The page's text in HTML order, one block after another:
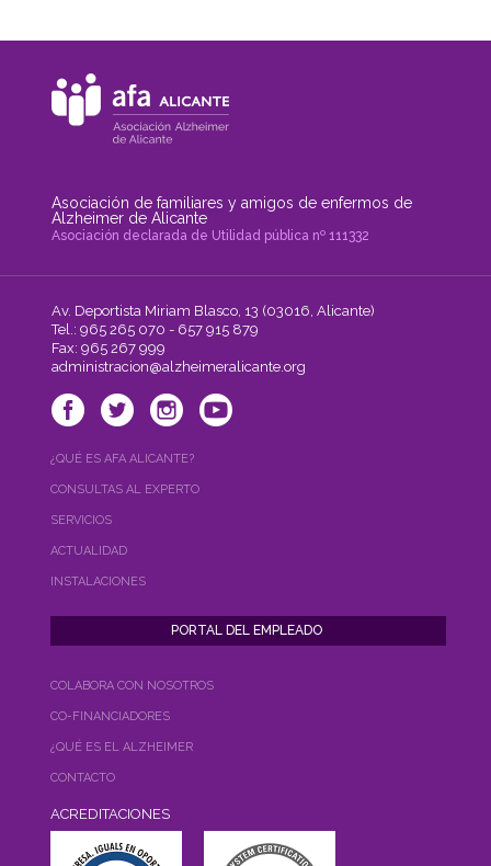
Asociación de familiares y amigos de enfermos de
Alzheimer de Alicante
Asociación declarada de Utilidad pública nº 111332
Av. Deportista Miriam Blasco, 13 (03016, Alicante)
Tel.: 965 265 070 - 657 915 879
Fax: 965 267 999
administracion@alzheimeralicante.org
¿QUÉ ES AFA ALICANTE?
CONSULTAS AL EXPERTO
SERVICIOS
ACTUALIDAD
INSTALACIONES
COLABORA CON NOSOTROS
CO-FINANCIADORES
¿QUÉ ES EL ALZHEIMER
CONTACTO
ACREDITACIONES